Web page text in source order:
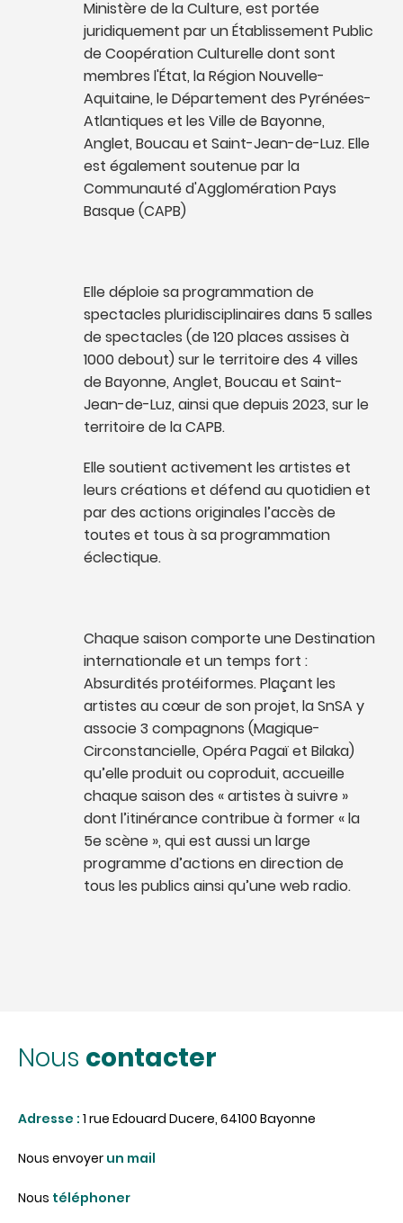
Ministère de la Culture, est portée
juridiquement par un Établissement Public
de Coopération Culturelle dont sont
membres l'État, la Région Nouvelle-
Aquitaine, le Département des Pyrénées-
Atlantiques et les Ville de Bayonne,
Anglet, Boucau et Saint-Jean-de-Luz. Elle
est également soutenue par la
Communauté d'Agglomération Pays
Basque (CAPB)
Elle déploie sa programmation de
spectacles pluridisciplinaires dans 5 salles
de spectacles (de 120 places assises à
1000 debout) sur le territoire des 4 villes
de Bayonne, Anglet, Boucau et Saint-
Jean-de-Luz, ainsi que depuis 2023, sur le
territoire de la CAPB.
Elle soutient activement les artistes et
leurs créations et défend au quotidien et
par des actions originales l’accès de
toutes et tous à sa programmation
éclectique.
Chaque saison comporte une Destination
internationale et un temps fort :
Absurdités protéiformes. Plaçant les
artistes au cœur de son projet, la SnSA y
associe 3 compagnons (Magique-
Circonstancielle, Opéra Pagaï et Bilaka)
qu’elle produit ou coproduit, accueille
chaque saison des « artistes à suivre »
dont l’itinérance contribue à former « la
5e scène », qui est aussi un large
programme d’actions en direction de
tous les publics ainsi qu’une web radio.
Nous contacter
Adresse :1 rue Edouard Ducere, 64100 Bayonne
Nous envoyerun mail
Nous téléphoner